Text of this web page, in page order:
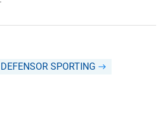
DEFENSOR SPORTING